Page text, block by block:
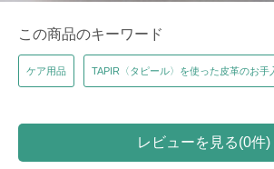
この商品のキーワード
ケア用品 TAPIR〈タピール〉を使った皮革のお手
レビューを見る(0件)